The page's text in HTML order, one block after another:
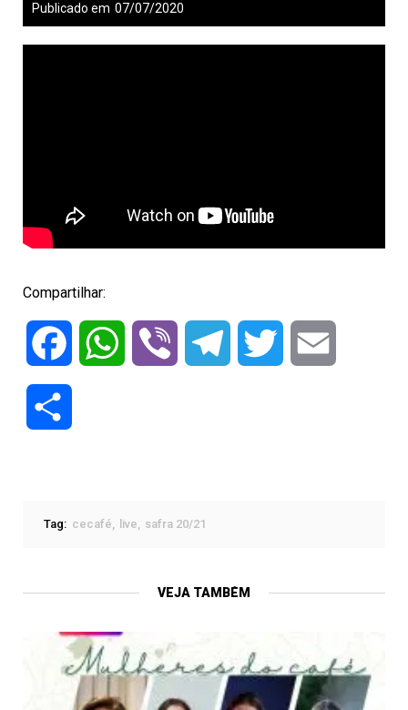
07/07/2020
Publicado em
Compartilhar:
Facebook WhatsApp Viber Telegram Twitter
Tag: cecafé live safra 20/21
VEJA TAMBÉM